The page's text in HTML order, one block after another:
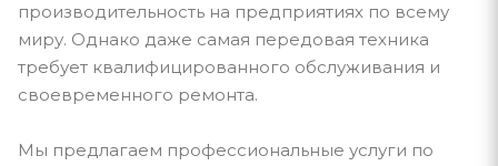
производительность на предприятиях по всему
миру. Однако даже самая передовая техника
требует квалифицированного обслуживания и
своевременного ремонта.
Мы предлагаем профессиональные услуги по